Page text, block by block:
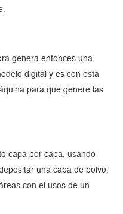
genera entonces una
digital y es con esta
para que genere las
capa por capa, usando
una capa de polvo,
con el usos de un